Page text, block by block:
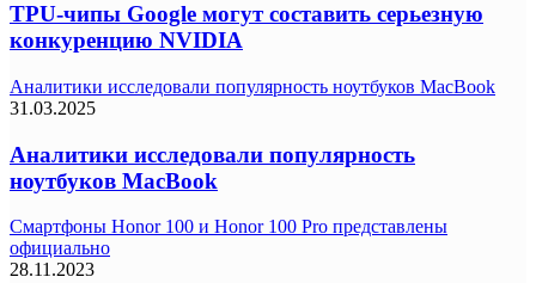
TPU-чипы Google могут составить серьезную
конкуренцию NVIDIA
Аналитики исследовали популярность ноутбуков MacBook
31.03.2025
Аналитики исследовали популярность
ноутбуков MacBook
Смартфоны Honor 100 и Honor 100 Pro представлены
официально
28.11.2023